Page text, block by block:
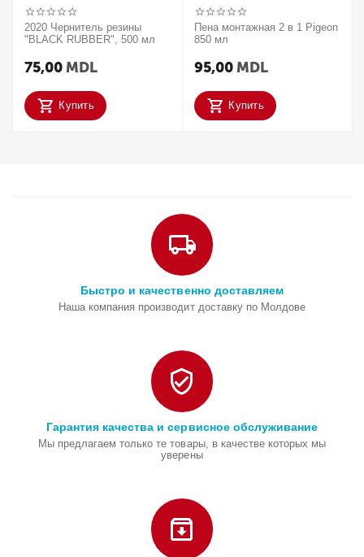
2020 Чернитель резины
"BLACK RUBBER", 500 мл
75,00 MDL
Купить
Пена монтажная 2 в 1 Pigeon
850 мл
95,00 MDL
Купить
Быстро и качественно доставляем
Наша компания производит доставку по Молдове
Гарантия качества и сервисное обслуживание
Мы предлагаем только те товары, в качестве которых мы
уверены